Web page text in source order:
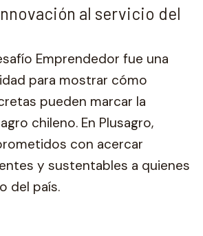
al servicio del
Emprendedor fue una
para mostrar cómo
pueden marcar la
chileno. En Plusagro,
con acercar
y sustentables a quienes
del país.